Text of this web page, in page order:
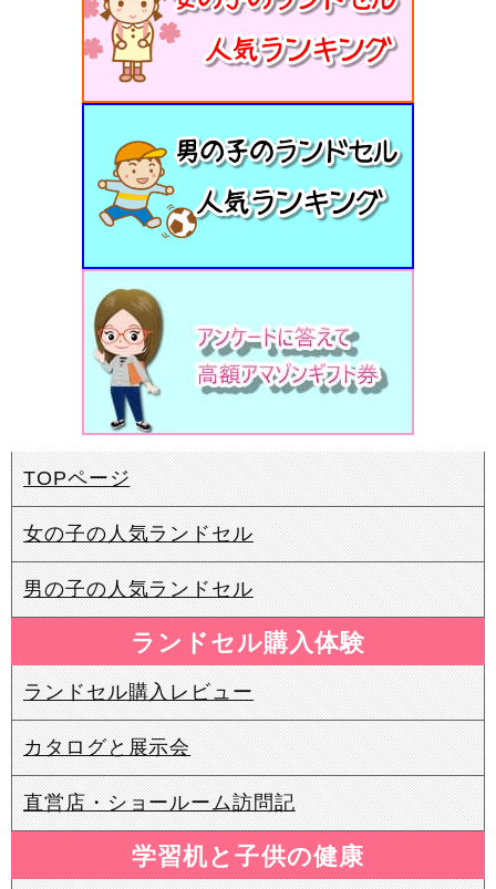
TOPページ
女の子の人気ランドセル
男の子の人気ランドセル
ランドセル購入体験
ランドセル購入レビュー
カタログと展示会
直営店・ショールーム訪問記
学習机と子供の健康